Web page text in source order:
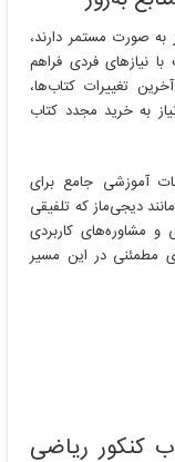
به صورت مستمر دارند،
نیازهای فردی فراهم
تغییرات کتاب‌ها،
به خرید مجدد کتاب
آموزشی جامع برای
دیجی‌ماز که تلفیقی
و مشاوره‌های کاربردی
مطمئنی در این مسیر
کنکور ریاضی